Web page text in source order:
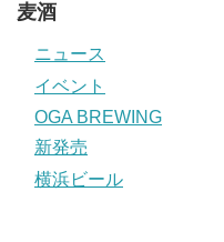
麦酒
ニュース
イベント
OGA BREWING
新発売
横浜ビール